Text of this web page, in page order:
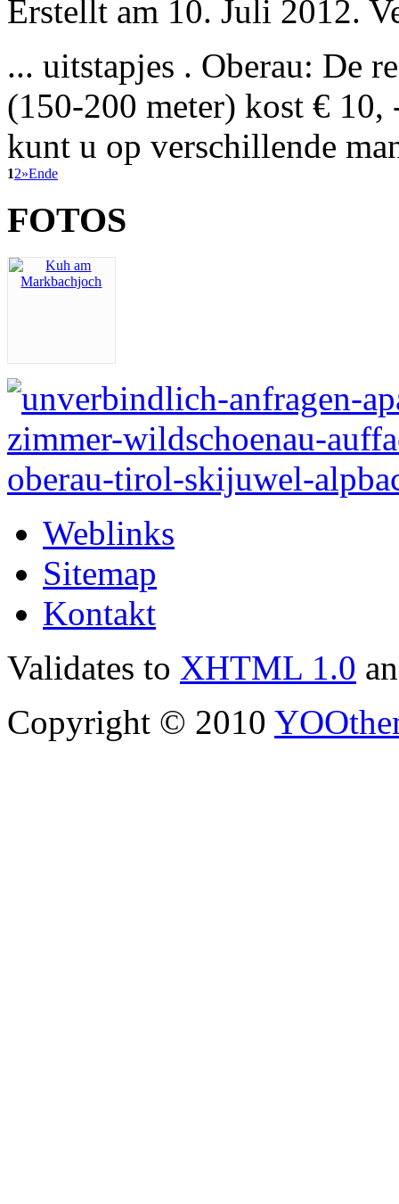
Erstellt am 10. Juli 2012.
... uitstapjes . Oberau: De
(150-200 meter) kost €
kunt u op verschillende
12»Ende
FOTOS
Weblinks
Sitemap
Kontakt
Validates to XHTML 1.0
Copyright © 2010